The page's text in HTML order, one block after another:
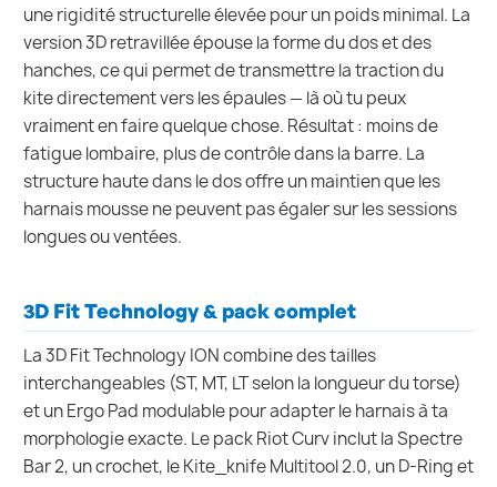
une rigidité structurelle élevée pour un poids minimal. La
version 3D retravillée épouse la forme du dos et des
hanches, ce qui permet de transmettre la traction du
kite directement vers les épaules — là où tu peux
vraiment en faire quelque chose. Résultat : moins de
fatigue lombaire, plus de contrôle dans la barre. La
structure haute dans le dos offre un maintien que les
harnais mousse ne peuvent pas égaler sur les sessions
longues ou ventées.
3D Fit Technology & pack complet
La 3D Fit Technology ION combine des tailles
interchangeables (ST, MT, LT selon la longueur du torse)
et un Ergo Pad modulable pour adapter le harnais à ta
morphologie exacte. Le pack Riot Curv inclut la Spectre
Bar 2, un crochet, le Kite_knife Multitool 2.0, un D-Ring et